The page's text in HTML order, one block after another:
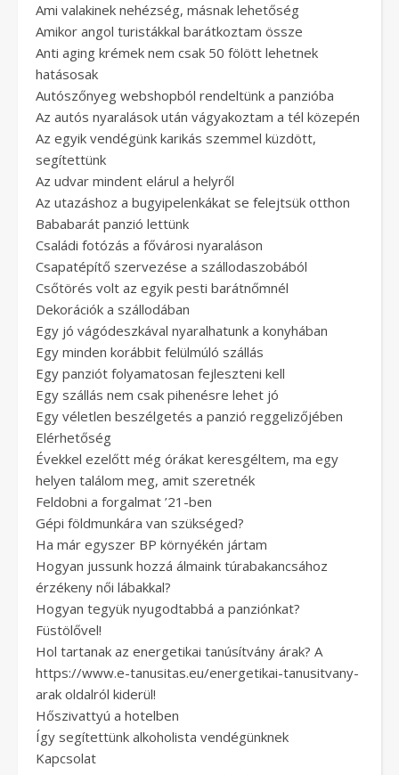
Ami valakinek nehézség, másnak lehetőség
Amikor angol turistákkal barátkoztam össze
Anti aging krémek nem csak 50 fölött lehetnek
hatásosak
Autószőnyeg webshopból rendeltünk a panzióba
Az autós nyaralások után vágyakoztam a tél közepén
Az egyik vendégünk karikás szemmel küzdött,
segítettünk
Az udvar mindent elárul a helyről
Az utazáshoz a bugyipelenkákat se felejtsük otthon
Bababarát panzió lettünk
Családi fotózás a fővárosi nyaraláson
Csapatépítő szervezése a szállodaszobából
Csőtörés volt az egyik pesti barátnőmnél
Dekorációk a szállodában
Egy jó vágódeszkával nyaralhatunk a konyhában
Egy minden korábbit felülmúló szállás
Egy panziót folyamatosan fejleszteni kell
Egy szállás nem csak pihenésre lehet jó
Egy véletlen beszélgetés a panzió reggelizőjében
Elérhetőség
Évekkel ezelőtt még órákat keresgéltem, ma egy
helyen találom meg, amit szeretnék
Feldobni a forgalmat ’21-ben
Gépi földmunkára van szükséged?
Ha már egyszer BP környékén jártam
Hogyan jussunk hozzá álmaink túrabakancsához
érzékeny női lábakkal?
Hogyan tegyük nyugodtabbá a panziónkat?
Füstölővel!
Hol tartanak az energetikai tanúsítvány árak? A
https://www.e-tanusitas.eu/energetikai-tanusitvany-
arak oldalról kiderül!
Hőszivattyú a hotelben
Így segítettünk alkoholista vendégünknek
Kapcsolat